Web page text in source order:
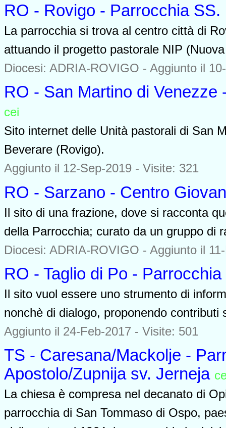
RO - Rovigo - Parrocchia
La parrocchia si trova al centro città di
attuando il progetto pastorale NIP
Diocesi: ADRIA-ROVIGO - Aggiunto il
RO - San Martino di
cei
Sito internet delle Unità pastorali di San
Beverare (Rovigo).
Aggiunto il 12-Sep-2019 - Visite: 321
RO - Sarzano - Centro
Il sito di una frazione, dove si racconta
della Parrocchia; curato da un gruppo di
Diocesi: ADRIA-ROVIGO - Aggiunto il
RO - Taglio di Po -
Il sito vuol essere uno strumento di
nonchè di dialogo, proponendo
Aggiunto il 24-Feb-2017 - Visite: 501
TS - Caresana/Mackolje -
Apostolo/Zupnija sv. Jerneja
La chiesa è compresa nel decanato di
parrocchia di San Tommaso di Ospo,